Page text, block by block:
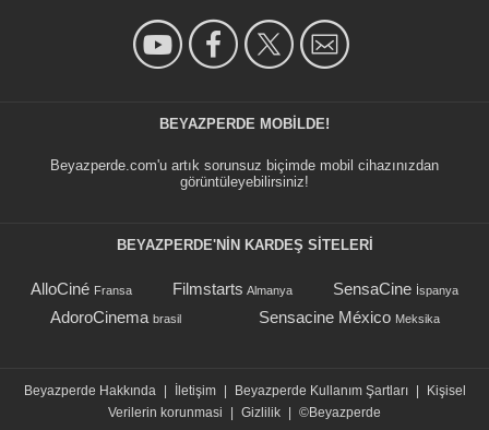
BEYAZPERDE MOBILDE!
Beyazperde.com'u artık sorunsuz biçimde mobil cihazınızdan
görüntüleyebilirsiniz!
BEYAZPERDE'NIN KARDEŞ SİTELERİ
AlloCiné Fransa Filmstarts Almanya SensaCine İspanya
AdoroCinema brasil Sensacine México Meksika
Beyazperde Hakkında | İletişim | Beyazperde Kullanım Şartları |
Kişisel
Verilerin korunmasi
| Gizlilik | ©Beyazperde